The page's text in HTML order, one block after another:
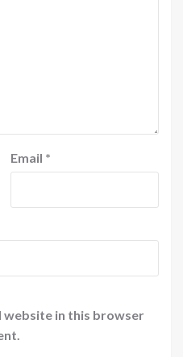
Email *
website in this browser